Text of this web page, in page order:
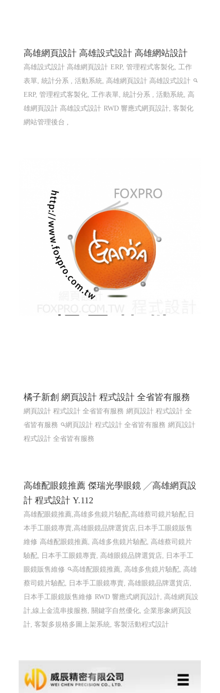
高雄網頁設計 高雄設式設計 高雄網站設計
高雄設式設計 高雄網頁設計 ERP, 管理程式客製化, 工作
表單, 統計分系 , 活動系統, 高雄網頁設計 高雄設式設計
ERP, 管理程式客製化, 工作表單, 統計分系 , 活動系統, 高
雄網頁設計 高雄設式設計 RWD 響應式網頁設計, 客製化
網站管理後台 ,
橘子新創 網頁設計 程式設計 全省皆有服務
網頁設計 程式設計 全省皆有服務 網頁設計 程式設計 全
省皆有服務
網頁設計 程式設計 全省皆有服務 網頁設計
程式設計 全省皆有服務